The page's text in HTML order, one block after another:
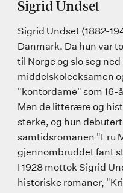
Sigrid Undset
Sigrid Undset (1882-
Danmark. Da hun var
til Norge og slo seg
middelskoleeksamen
"kontordame" som 16-
Men de litterære og
sterke, og hun
samtidsromanen "Fru
gjennombruddet fant
I 1928 mottok Sigrid
historiske romaner,